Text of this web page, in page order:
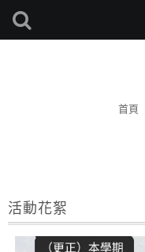
首頁
活動花絮